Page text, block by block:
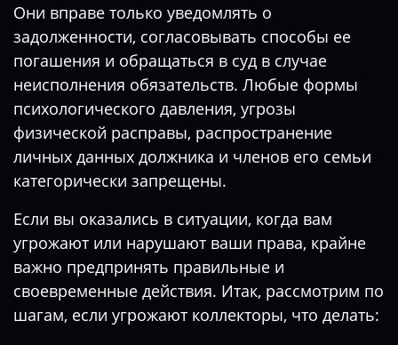
Они вправе только уведомлять о
задолженности, согласовывать способы ее
погашения и обращаться в суд в случае
неисполнения обязательств. Любые формы
психологического давления, угрозы
физической расправы, распространение
личных данных должника и членов его семьи
категорически запрещены.
Если вы оказались в ситуации, когда вам
угрожают или нарушают ваши права, крайне
важно предпринять правильные и
своевременные действия. Итак, рассмотрим по
шагам, если угрожают коллекторы, что делать: